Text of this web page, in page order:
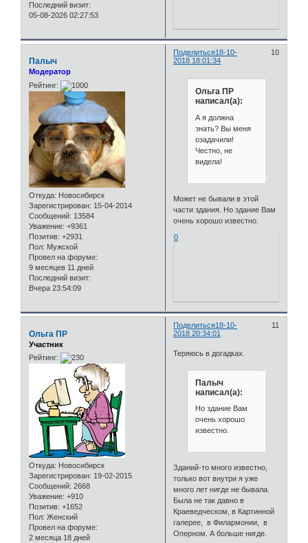
Последний визит:
05-08-2026 02:27:53
Поделиться 10
18-10-
2018 18:01:34
Палыч
Модератор
Рейтинг:
Откуда: Новосибирск
Зарегистрирован: 15-04-2014
Сообщений: 13584
Уважение: +9361
Позитив: +2931
Пол: Мужской
Провел на форуме:
9 месяцев 11 дней
Последний визит:
Вчера 23:54:09
Ольга ПР
написал(а):
А я должна
знать? Вы меня
озадачили!
Честно, не
видела!
Может не бывали в этой
части здания. Но здание Вам
очень хорошо известно.
0
Поделиться 11
18-10-
2018 20:34:01
Ольга ПР
Участник
Рейтинг:
Откуда: Новосибирск
Зарегистрирован: 19-02-2015
Сообщений: 2668
Уважение: +910
Позитив: +1652
Пол: Женский
Провел на форуме:
2 месяца 18 дней
Теряюсь в догадках.
Палыч
написал(а):
Но здание Вам
очень хорошо
известно.
Зданий-то много известно,
только вот внутри я уже
много лет нигде не бывала.
Была не так давно в
Краеведческом, в Картинной
галерее, в Филармонии, в
Оперном. А больше нигде.